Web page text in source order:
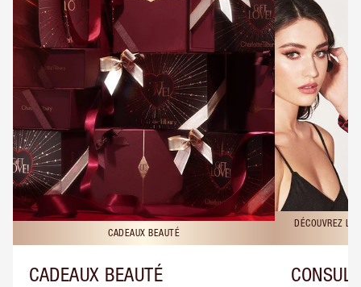
CADEAUX BEAUTÉ
CADEAUX BEAUTÉ
DÉCOUVREZ